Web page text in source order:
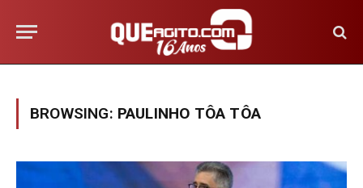
BROWSING: PAULINHO TÔA TÔA